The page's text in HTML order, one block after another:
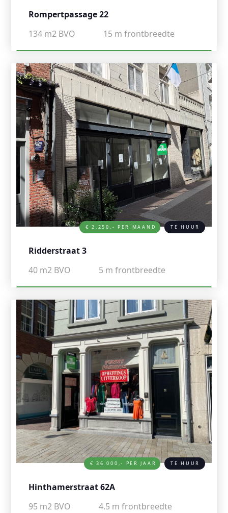
Rompertpassage 22
134 m2 BVO 15 m frontbreedte
Ridderstraat 3
40 m2 BVO 5 m frontbreedte
€ 2.250,- PER MAAND TE HUUR
Hinthamerstraat 62A
95 m2 BVO 4.5 m frontbreedte
€ 36.000,- PER JAAR TE HUUR